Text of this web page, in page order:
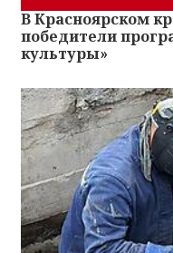
В Красноярском
победители
культуры»